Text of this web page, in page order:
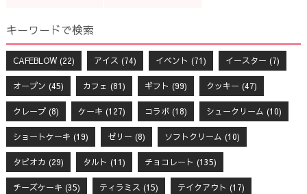
キーワードで検索
CAFEBLOW(22) アイス (74) イベント (71) イースター (7)
オープン (45) カフェ (81) ギフト (99) クッキー (47)
クレープ(8) ケーキ (127) コラボ(18) シュークリーム (10)
ショートケーキ (19) ゼリー (8) ソフトクリーム (10)
タピオカ (29) タルト (11) チョコレート (135)
チーズケーキ (35) ティラミス (15) テイクアウト (17)